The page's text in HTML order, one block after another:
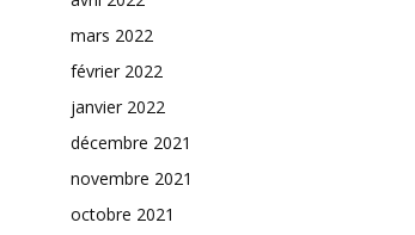
mars 2022
février 2022
janvier 2022
décembre 2021
novembre 2021
octobre 2021